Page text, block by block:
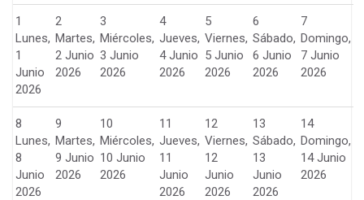
1
Lunes,
1
Junio
2026
2
Martes,
2 Junio
2026
3
Miércoles,
3 Junio
2026
4
Jueves,
4 Junio
2026
5
Viernes,
5 Junio
2026
6
Sábado,
6 Junio
2026
7
Domingo,
7 Junio
2026
8
Lunes,
8
Junio
2026
9
Martes,
9 Junio
2026
10
Miércoles,
10 Junio
2026
11
Jueves,
11
Junio
2026
12
Viernes,
12
Junio
2026
13
Sábado,
13
Junio
2026
14
Domingo,
14 Junio
2026